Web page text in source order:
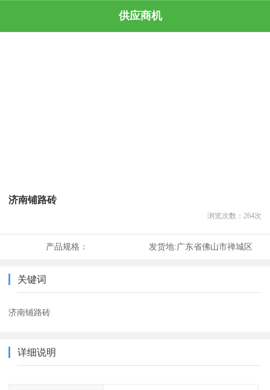
供应商机
济南铺路砖
浏览次数： 264次
产品规格： 发货地:广东省佛山市禅城区
关键词
济南铺路砖
详细说明